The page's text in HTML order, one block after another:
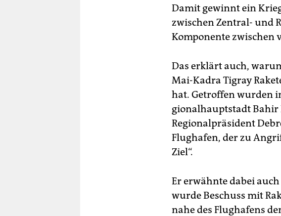
Damit gewinnt ein
zwischen Zentral- und
Komponente zwischen
Das erklärt auch,
Mai-Kadra Tigray
hat. Getroffen wurden
gio­nalhauptstadt Bahir
Regionalpräsident
Flughafen, der zu
Ziel“.
Er erwähnte dabei
wurde Beschuss mit
nahe des Flughafens